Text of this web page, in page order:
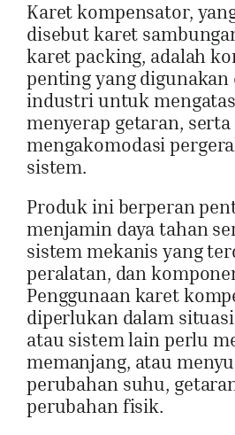
Karet kompensator,
disebut karet
karet packing, adalah
penting yang digunakan
industri untuk
menyerap getaran, serta
mengakomodasi
sistem.
Produk ini berperan
menjamin daya tahan
sistem mekanis yang
peralatan, dan
Penggunaan karet
diperlukan dalam
atau sistem lain perlu
memanjang, atau
perubahan suhu,
perubahan fisik.